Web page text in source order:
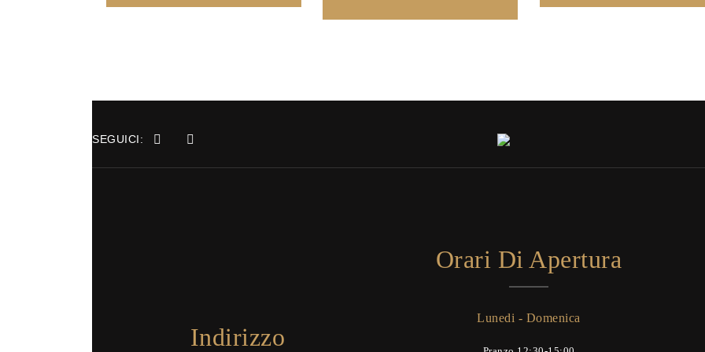
SEGUICI:
Indirizzo
Orari Di Apertura
Lunedi - Domenica